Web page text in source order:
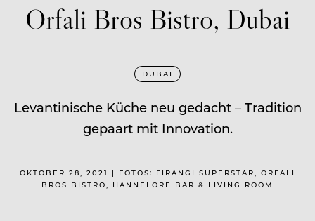
Orfali Bros Bistro, Dubai
DUBAI
Levantinische Küche neu gedacht – Tradition
gepaart mit Innovation.
OKTOBER 28, 2021 | FOTOS: FIRANGI SUPERSTAR, ORFALI
BROS BISTRO, HANNELORE BAR & LIVING ROOM